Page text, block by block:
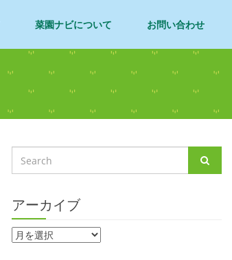
菜園ナビについて お問い合わせ
アーカイブ